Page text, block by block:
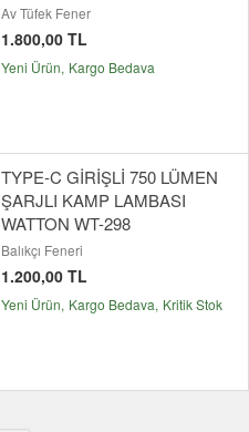
Av Tüfek Fener
1.800,00 TL
Yeni Ürün Kargo Bedava
TYPE-C GİRİŞLİ 750 LÜMEN
ŞARJLI KAMP LAMBASI
WATTON WT-298
Balıkçı Feneri
1.200,00 TL
Yeni Ürün Kargo Bedava Kritik Stok